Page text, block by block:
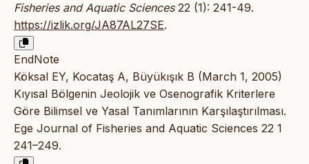
Fisheries and Aquatic Sciences22 (1): 241-49.
https://izlik.org/JA87AL27SE.
EndNote
Köksal EY, Kocataş A, Büyükışık B (March 1, 2005)
Kıyısal Bölgenin Jeolojik ve Osenografik Kriterlere
Göre Bilimsel ve Yasal Tanımlarının Karşılaştırılması.
Ege Journal of Fisheries and Aquatic Sciences 22 1
241–249.